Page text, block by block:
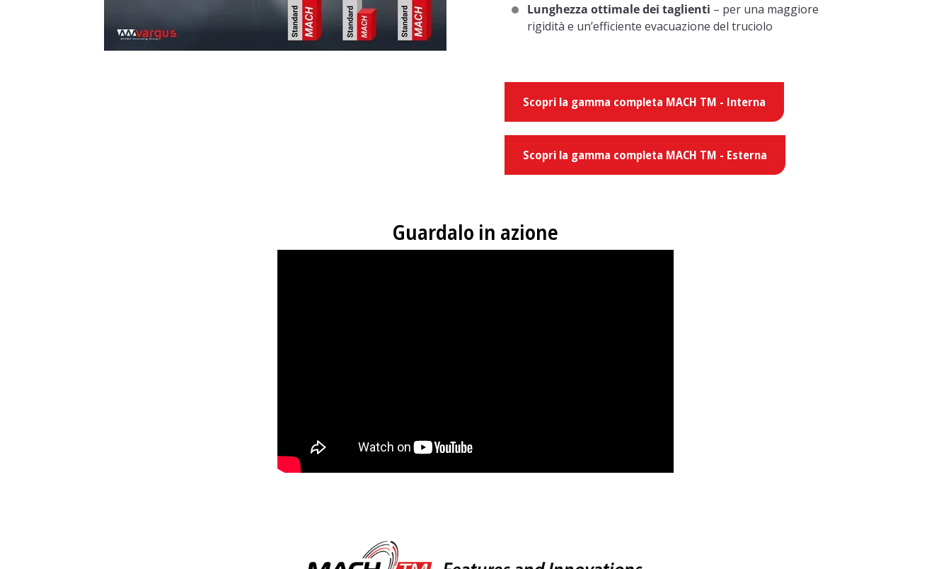
Lunghezza ottimale dei taglienti – per una maggiore
rigidità e un’efficiente evacuazione del truciolo
Scopri la gamma completa MACH TM - Interna
Scopri la gamma completa MACH TM - Esterna
Guardalo in azione